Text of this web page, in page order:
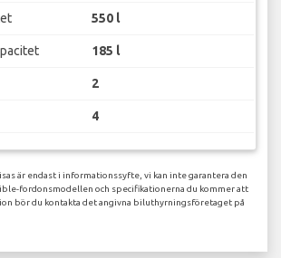
550 l
185 l
2
4
är endast i informationssyfte, vi kan inte garantera den
fordonsmodellen och specifikationerna du kommer att
bör du kontakta det angivna biluthyrningsföretaget på